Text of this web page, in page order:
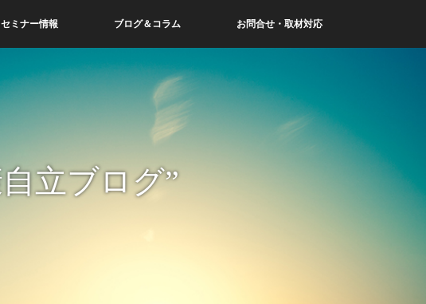
ミナー情報 ブログ＆コラム お問合せ・取材対応
立ブログ”